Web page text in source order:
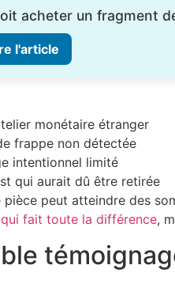
acheter un fragment
l'article
monétaire étranger
frappe non détectée
intentionnel limité
qui aurait dû être retirée
pièce peut atteindre des
fait toute la différence,